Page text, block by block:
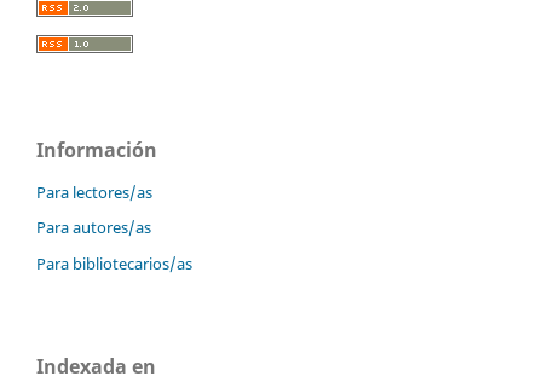
Información
Para lectores/as
Para autores/as
Para bibliotecarios/as
Indexada en